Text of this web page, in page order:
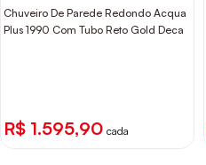
Chuveiro De Parede Redondo Acqua
Plus 1990 Com Tubo Reto Gold Deca
R$ 1.595,90 cada